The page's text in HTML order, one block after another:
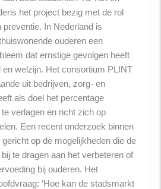
het project bezig met de rol
In Nederland is
ouderen een
dat ernstige gevolgen heeft
en welzijn. Het consortium PLINT
uit bedrijven, zorg- en
als doel het percentage
verlagen en richt zich op
Een recent onderzoek binnen
op de mogelijkheden die de
te dragen aan het verbeteren of
bij ouderen. Het
‘Hoe kan de stadsmarkt